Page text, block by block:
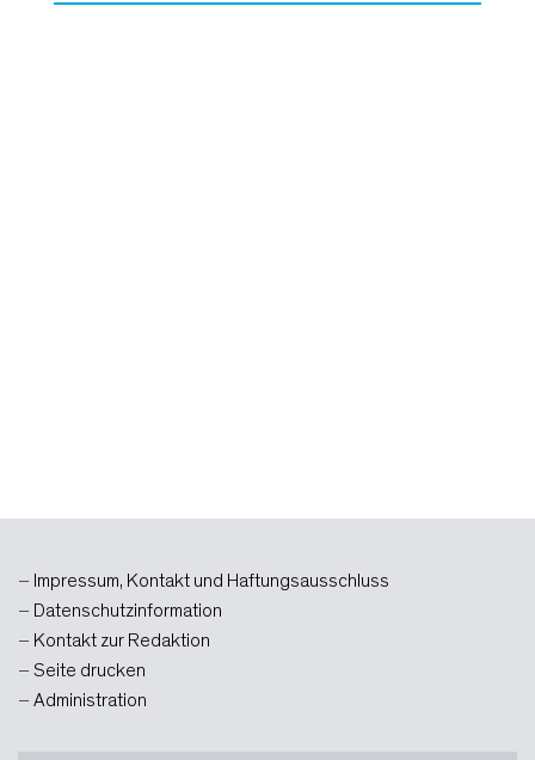
Impressum, Kontakt und Haftungsausschluss
Datenschutzinformation
Kontakt zur Redaktion
Seite drucken
Administration